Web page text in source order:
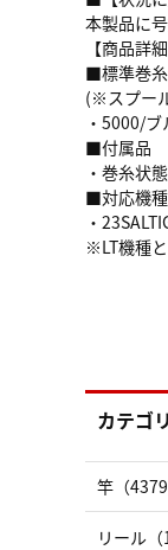
本製品に
【商品詳細
■標準巻
(※スプー
・5000/
■付属品
・巻糸状
■対応機種
・
※LT機種
カテゴ
竿（4379
リール（